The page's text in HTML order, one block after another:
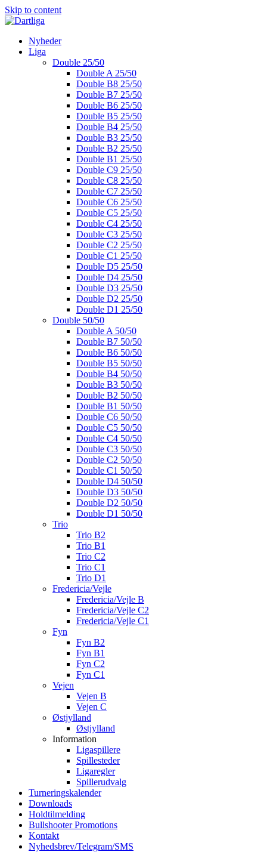
Skip to content
Nyheder
Liga
Double 25/50
Double A 25/50
Double B8 25/50
Double B7 25/50
Double B6 25/50
Double B5 25/50
Double B4 25/50
Double B3 25/50
Double B2 25/50
Double B1 25/50
Double C9 25/50
Double C8 25/50
Double C7 25/50
Double C6 25/50
Double C5 25/50
Double C4 25/50
Double C3 25/50
Double C2 25/50
Double C1 25/50
Double D5 25/50
Double D4 25/50
Double D3 25/50
Double D2 25/50
Double D1 25/50
Double 50/50
Double A 50/50
Double B7 50/50
Double B6 50/50
Double B5 50/50
Double B4 50/50
Double B3 50/50
Double B2 50/50
Double B1 50/50
Double C6 50/50
Double C5 50/50
Double C4 50/50
Double C3 50/50
Double C2 50/50
Double C1 50/50
Double D4 50/50
Double D3 50/50
Double D2 50/50
Double D1 50/50
Trio
Trio B2
Trio B1
Trio C2
Trio C1
Trio D1
Fredericia/Vejle
Fredericia/Vejle B
Fredericia/Vejle C2
Fredericia/Vejle C1
Fyn
Fyn B2
Fyn B1
Fyn C2
Fyn C1
Vejen
Vejen B
Vejen C
Østjylland
Østjylland
Information
Ligaspillere
Spillesteder
Ligaregler
Spillerudvalg
Turneringskalender
Downloads
Holdtilmelding
Bullshooter Promotions
Kontakt
Nyhedsbrev/Telegram/SMS